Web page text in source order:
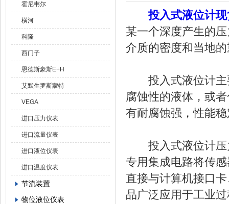
霍尼韦尔
横河
科隆
西门子
恩德斯豪斯E+H
艾默生罗斯蒙特
VEGA
进口压力仪表
进口流量仪表
进口液位仪表
进口温度仪表
节流装置
物位液位仪表
投入式液位计
某一个深度产生的
介质的密度和当地
投入式液位计主
腐蚀性的液体，或
有耐腐蚀强，性能
投入式液位计压
专用集成电路将传
直接与计算机接口
品广泛应用于工业